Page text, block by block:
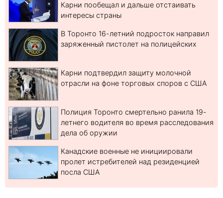
Карни пообещал и дальше отстаивать
интересы страны
В Торонто 16-летний подросток направил
заряженный пистолет на полицейских
Карни подтвердил защиту молочной
отрасли на фоне торговых споров с США
Полиция Торонто смертельно ранила 19-
летнего водителя во время расследования
дела об оружии
Канадские военные не инициировали
пролет истребителей над резиденцией
посла США